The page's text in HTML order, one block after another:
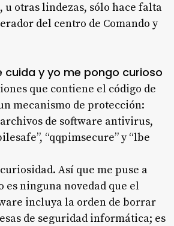
u otras lindezas, sólo hace falta
del centro de Comando y
cuida y yo me pongo curioso
que contiene el código de
mecanismo de protección:
de software antivirus,
“qqpimsecure” y “lbe
Así que me puse a
es ninguna novedad que el
incluya la orden de borrar
de seguridad informática; es